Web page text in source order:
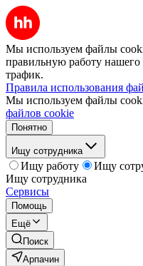
Мы используем файлы
правильную работу нашего
трафик.
Правила использования
Мы используем файлы
файлов cookie
Понятно
Ищу сотрудника
Ищу работу
Ищу
Ищу сотрудника
Сервисы
Помощь
Ещё
Поиск
Арпачин